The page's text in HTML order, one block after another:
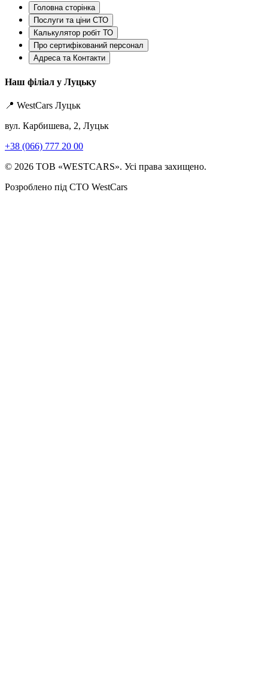
Головна сторінка
Послуги та ціни СТО
Калькулятор робіт ТО
Про сертифікований персонал
Адреса та Контакти
Наш філіал у Луцьку
📍 WestCars Луцьк
вул. Карбишева, 2, Луцьк
+38 (066) 777 20 00
© 2026 ТОВ «WESTCARS». Усі права захищено.
Розроблено під СТО WestCars